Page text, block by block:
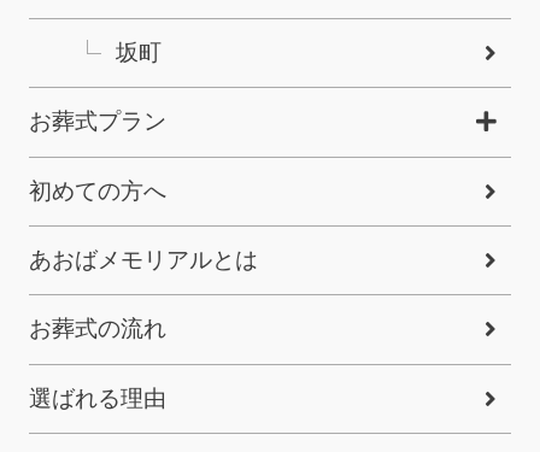
坂町
お葬式プラン
初めての方へ
あおばメモリアルとは
お葬式の流れ
選ばれる理由